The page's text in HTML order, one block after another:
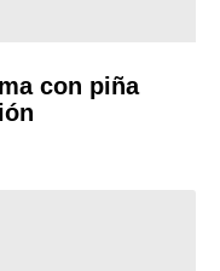
con piña